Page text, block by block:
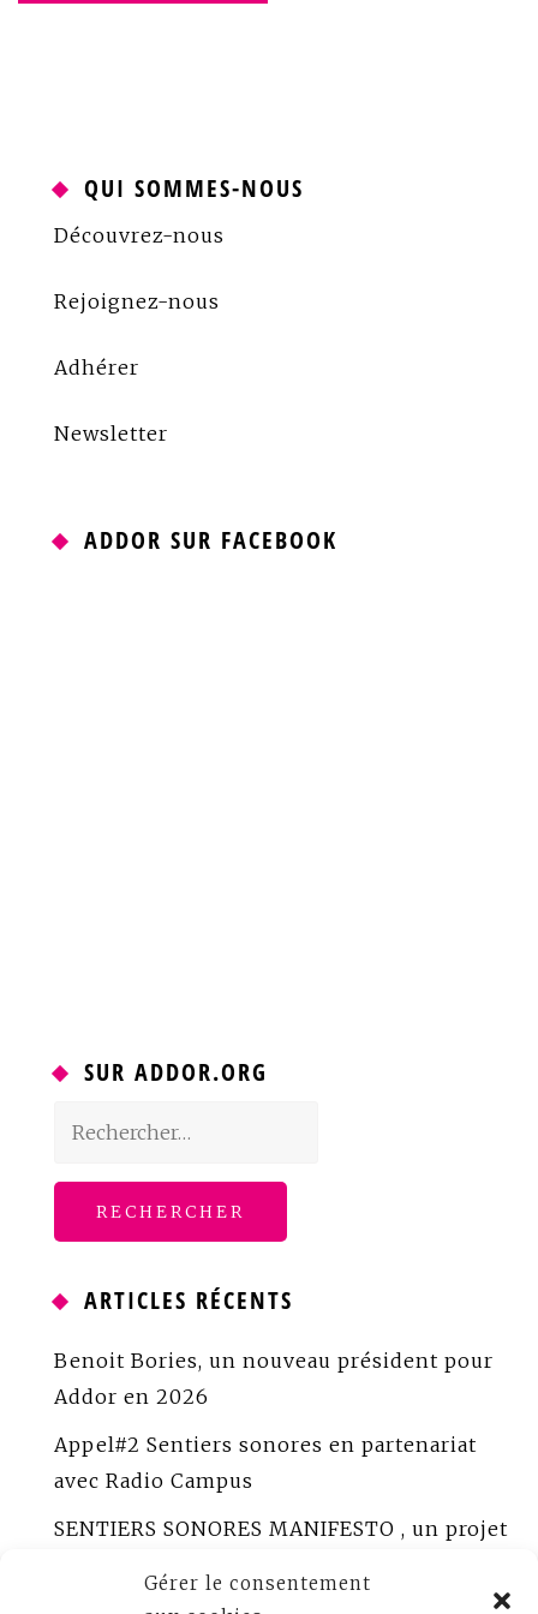
Gérer le consentement
QUI SOMMES-NOUS
Découvrez-nous
Rejoignez-nous
Adhérer
Newsletter
ADDOR SUR FACEBOOK
SUR ADDOR.ORG
Rechercher :
ARTICLES RÉCENTS
Benoit Bories, un nouveau président pour
Addor en 2026
Appel#2 Sentiers sonores en partenariat
avec Radio Campus
SENTIERS SONORES MANIFESTO , un projet